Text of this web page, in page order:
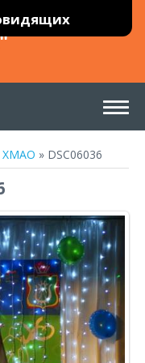
ХМАО » DSC06036